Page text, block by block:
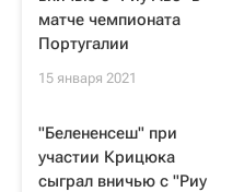
матче чемпионата
Португалии
15 января 2021
"Белененсеш" при
участии Крицюка
сыграл вничью с "Риу